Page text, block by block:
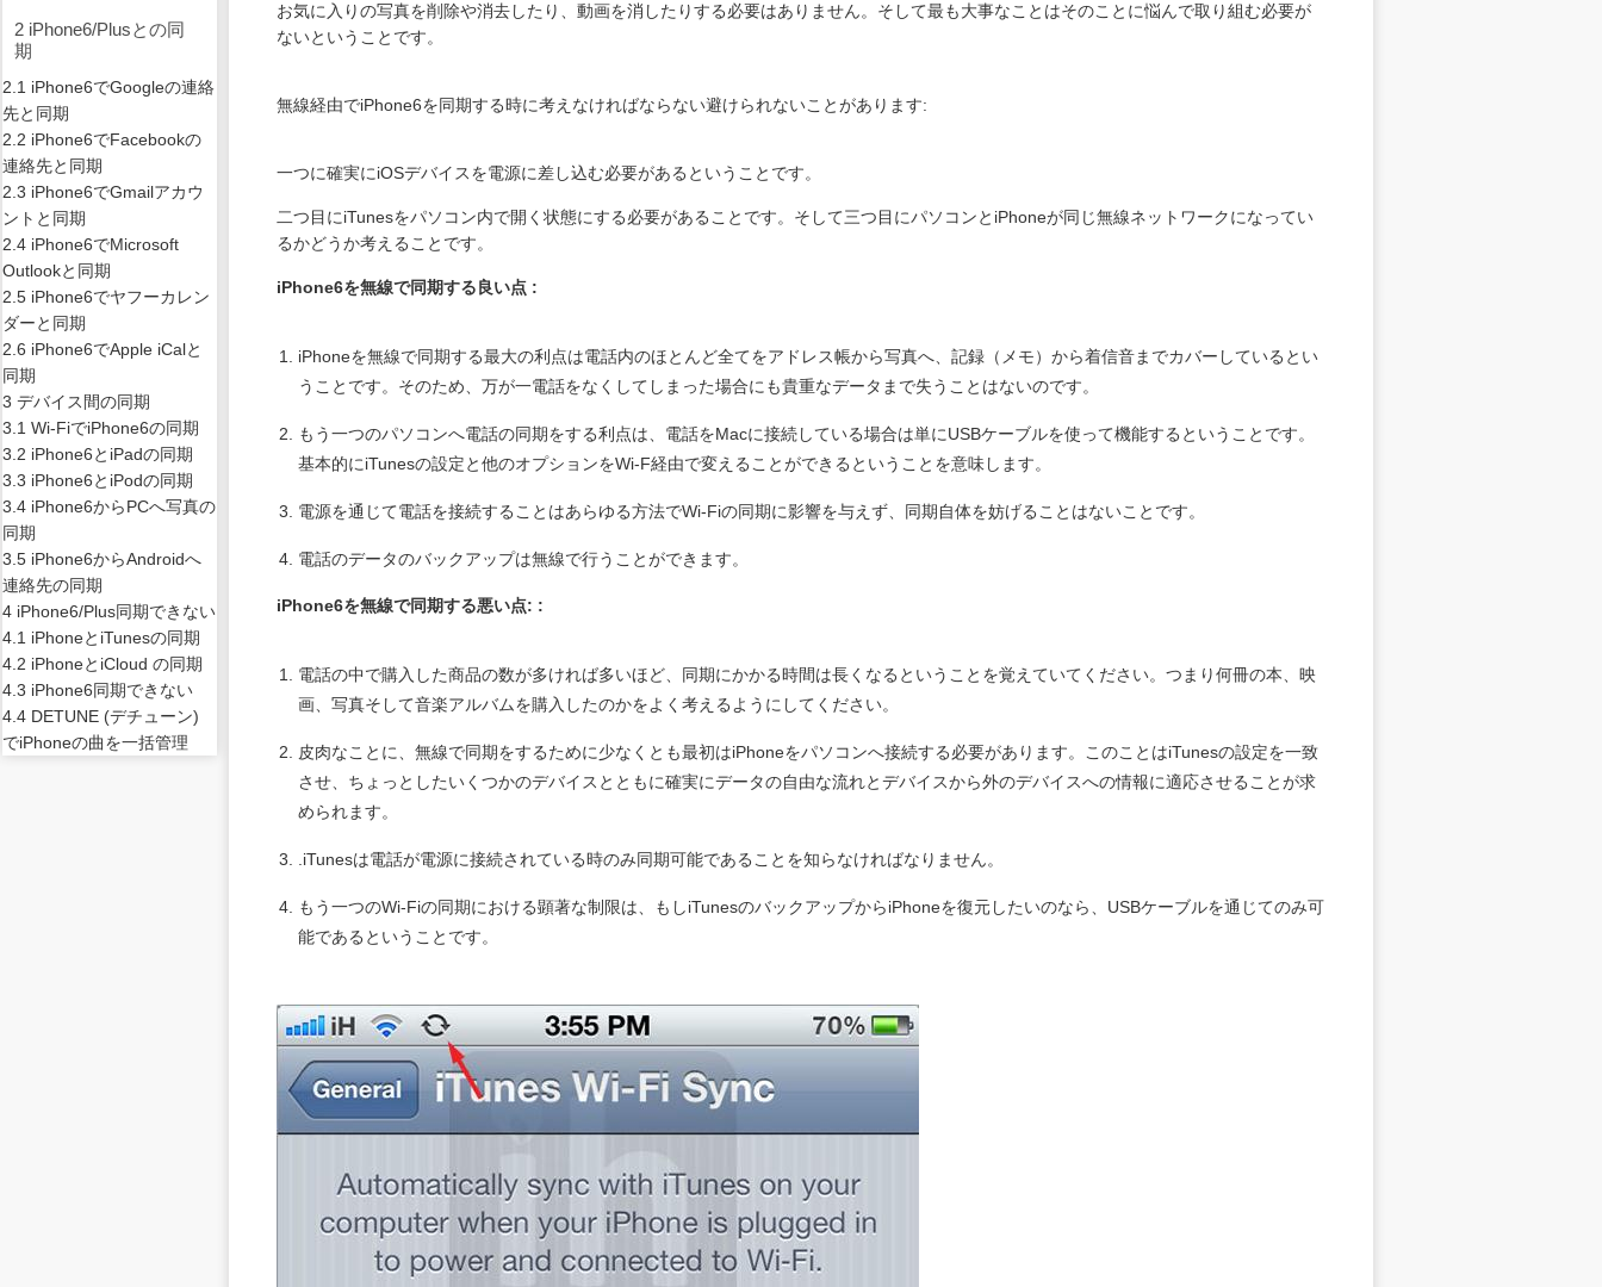
2 iPhone6/Plusとの同
期
2.1 iPhone6でGoogleの連絡
先と同期
2.2 iPhone6でFacebookの
連絡先と同期
2.3 iPhone6でGmailアカウ
ントと同期
2.4 iPhone6でMicrosoft
Outlookと同期
2.5 iPhone6でヤフーカレン
ダーと同期
2.6 iPhone6でApple iCalと
同期
3 デバイス間の同期
3.1 Wi-FiでiPhone6の同期
3.2 iPhone6とiPadの同期
3.3 iPhone6とiPodの同期
3.4 iPhone6からPCへ写真の
同期
3.5 iPhone6からAndroidへ
連絡先の同期
4 iPhone6/Plus同期できない
4.1 iPhoneとiTunesの同期
4.2 iPhoneとiCloud の同期
4.3 iPhone6同期できない
4.4 DETUNE (デチューン)
でiPhoneの曲を一括管理
お気に入りの写真を削除や消去したり、動画を消したりする必要はありません。そして最も大事なことはそのことに悩んで取り組む必要が
ないということです。
無線経由でiPhone6を同期する時に考えなければならない避けられないことがあります:
一つに確実にiOSデバイスを電源に差し込む必要があるということです。
二つ目にiTunesをパソコン内で開く状態にする必要があることです。そして三つ目にパソコンとiPhoneが同じ無線ネットワークになってい
るかどうか考えることです。
iPhone6を無線で同期する良い点 :
iPhoneを無線で同期する最大の利点は電話内のほとんど全てをアドレス帳から写真へ、記録（メモ）から着信音までカバーしているとい
うことです。そのため、万が一電話をなくしてしまった場合にも貴重なデータまで失うことはないのです。
もう一つのパソコンへ電話の同期をする利点は、電話をMacに接続している場合は単にUSBケーブルを使って機能するということです。
基本的にiTunesの設定と他のオプションをWi-F経由で変えることができるということを意味します。
電源を通じて電話を接続することはあらゆる方法でWi-Fiの同期に影響を与えず、同期自体を妨げることはないことです。
電話のデータのバックアップは無線で行うことができます。
iPhone6を無線で同期する悪い点: :
電話の中で購入した商品の数が多ければ多いほど、同期にかかる時間は長くなるということを覚えていてください。つまり何冊の本、映
画、写真そして音楽アルバムを購入したのかをよく考えるようにしてください。
皮肉なことに、無線で同期をするために少なくとも最初はiPhoneをパソコンへ接続する必要があります。このことはiTunesの設定を一致
させ、ちょっとしたいくつかのデバイスとともに確実にデータの自由な流れとデバイスから外のデバイスへの情報に適応させることが求
められます。
.iTunesは電話が電源に接続されている時のみ同期可能であることを知らなければなりません。
もう一つのWi-Fiの同期における顕著な制限は、もしiTunesのバックアップからiPhoneを復元したいのなら、USBケーブルを通じてのみ可
能であるということです。